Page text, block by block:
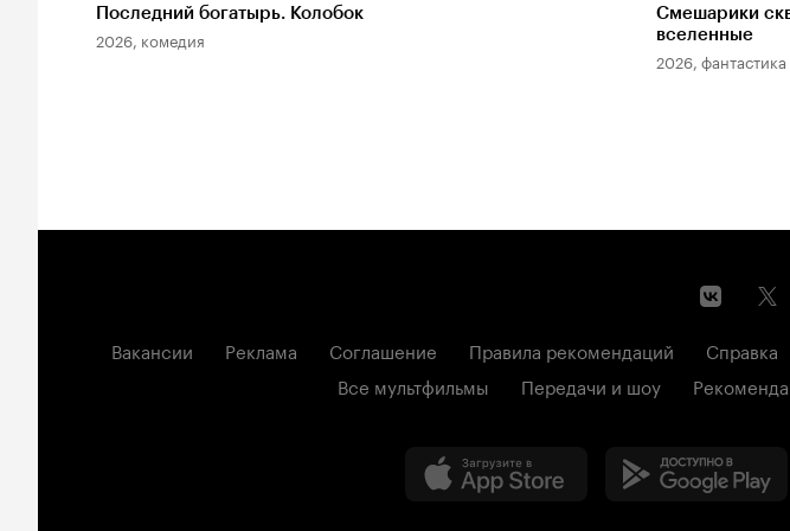
Последний богатырь. Колобок
2026, комедия
Смешарики
вселенные
2026, фантастика
Вакансии Реклама Соглашение Правила рекомендаций Справка
Все мультфильмы
Передачи и шоу